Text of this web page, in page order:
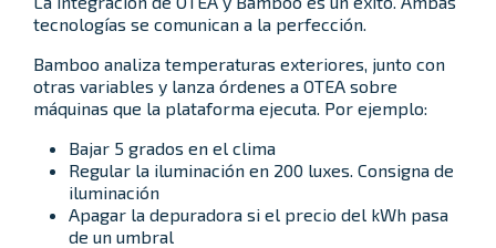
tecnologías se comunican a la perfección.
Bamboo analiza temperaturas exteriores, junto con
otras variables y lanza órdenes a OTEA sobre
máquinas que la plataforma ejecuta. Por ejemplo:
Bajar 5 grados en el clima
Regular la iluminación en 200 luxes. Consigna de
iluminación
Apagar la depuradora si el precio del kWh pasa
de un umbral